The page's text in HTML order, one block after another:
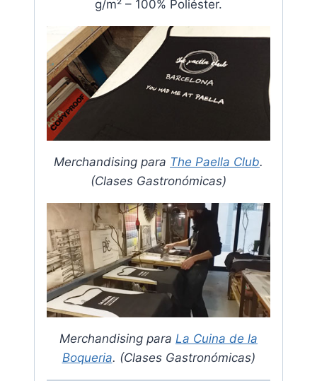
g/m² – 100% Poliéster.
Merchandising para The Paella Club.
(Clases Gastronómicas)
Merchandising para La Cuina de la
Boqueria. (Clases Gastronómicas)